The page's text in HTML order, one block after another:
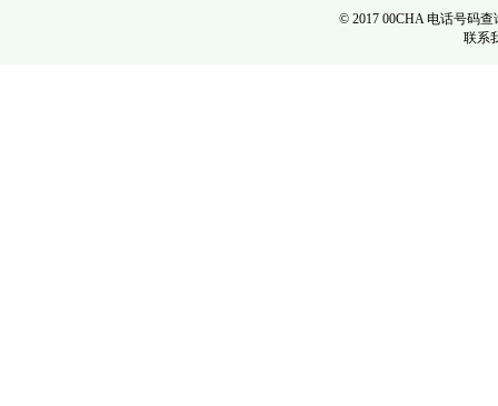
© 2017 00CHA 电话号码
联系